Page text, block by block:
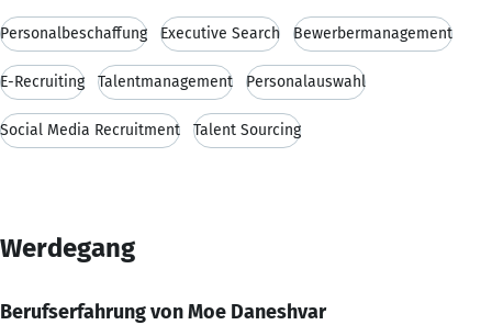
Personalbeschaffung Executive Search Bewerbermanagement
E-Recruiting Talentmanagement Personalauswahl
Social Media Recruitment Talent Sourcing
Werdegang
Berufserfahrung von Moe Daneshvar